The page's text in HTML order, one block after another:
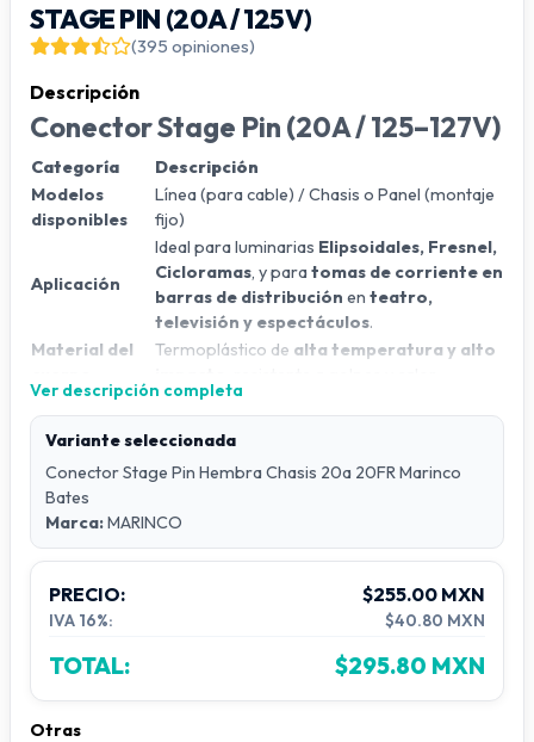
STAGE PIN (20A / 125V)
(395 opiniones)
Descripción
Conector Stage Pin (20A / 125–127V)
Categoría
Descripción
Modelos
disponibles
Línea (para cable) / Chasis o Panel (montaje
fijo)
Aplicación
Ideal para luminarias Elipsoidales, Fresnel,
Cicloramas, y paratomas de corriente en
barras de distribución en teatro,
televisión y espectáculos.
Material del
Termoplástico de alta temperatura y alto
Diseño
Estructura robusta,
Contactos
conductividad y durabilidad.
Sujeción
compatible con diversos calibres de cable
con conexión a tierra.
Capacidad
nominal
operación
Ver descripción completa
Variante seleccionada
Conector Stage Pin Hembra Chasis 20a 20FR Marinco
Bates
Marca:MARINCO
PRECIO: $255.00 MXN
IVA 16%: $40.80 MXN
TOTAL: $295.80 MXN
Otras